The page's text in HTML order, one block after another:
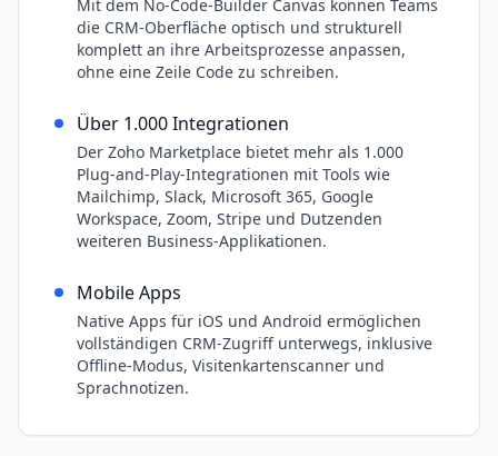
Mit dem No-Code-Builder Canvas können Teams
die CRM-Oberfläche optisch und strukturell
komplett an ihre Arbeitsprozesse anpassen,
ohne eine Zeile Code zu schreiben.
Über 1.000 Integrationen
Der Zoho Marketplace bietet mehr als 1.000
Plug-and-Play-Integrationen mit Tools wie
Mailchimp, Slack, Microsoft 365, Google
Workspace, Zoom, Stripe und Dutzenden
weiteren Business-Applikationen.
Mobile Apps
Native Apps für iOS und Android ermöglichen
vollständigen CRM-Zugriff unterwegs, inklusive
Offline-Modus, Visitenkartenscanner und
Sprachnotizen.